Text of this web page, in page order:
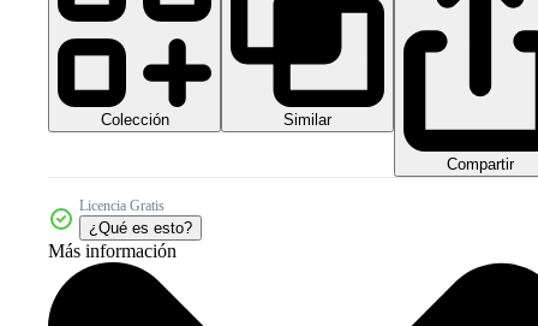
Colección Similar
Compartir
Licencia Gratis
¿Qué es esto?
Más información